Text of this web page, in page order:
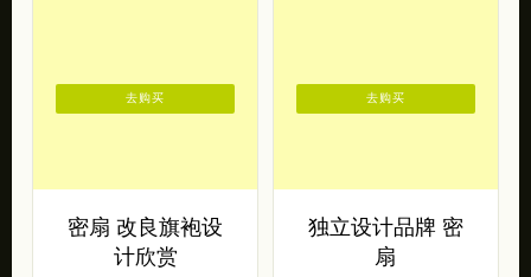
密扇 改良旗袍设
计欣赏
去购买
独立设计品牌 密
扇
去购买